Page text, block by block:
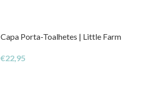
Capa Porta-Toalhetes | Little Farm
€22,95